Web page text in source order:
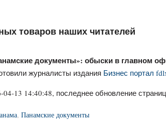
товаров наших читателей
документы»: обыски в главном
журналисты издания Бизнес портал
04-13 14:40:48, последнее обновление
, Панамские документы